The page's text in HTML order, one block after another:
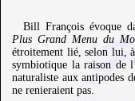
Bill François évoque
Plus Grand Menu du
étroitement lié, selon lui,
symbiotique la raison de
naturaliste aux antipodes
ne renieraient pas.